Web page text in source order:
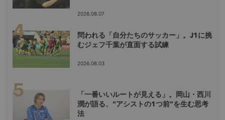
2026.08.07
問われる「自分たちのサッカー」。J1に挑
むジェフ千葉が直面する試練
2026.08.03
「一番いいルートが見える」。岡山・西川
潤が語る、“アシストの1つ前”を生む思考
法